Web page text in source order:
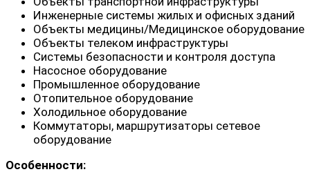
Инженерные системы жилых и офисных зданий
Объекты медицины/Медицинское оборудование
Объекты телеком инфраструктуры
Системы безопасности и контроля доступа
Насосное оборудование
Промышленное оборудование
Отопительное оборудование
Холодильное оборудование
Коммутаторы, маршрутизаторы сетевое
оборудование
Особенности: